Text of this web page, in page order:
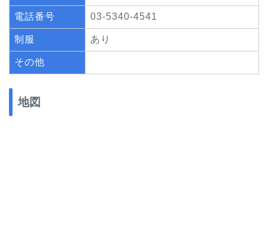
電話番号 03-5340-4541
制服 あり
その他
地図